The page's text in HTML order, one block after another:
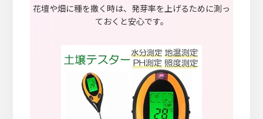
花壇や畑に種を撒く時は、発芽率を上げるために測っ
ておくと安心です。